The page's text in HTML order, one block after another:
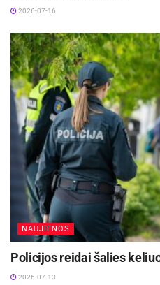
2026-07-16
NAUJIENOS
Policijos reidai šalies
2026-07-13